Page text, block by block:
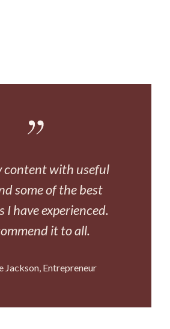
content with useful
some of the best
I have experienced.
it to all.
Jackson Entrepreneur